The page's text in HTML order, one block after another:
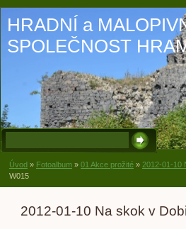
HRADNÍ a
SPOLEČNOST
Úvod » Fotoalbum » 01 Akce prožité » 2012-01-10
W015
2012-01-10 Na skok v